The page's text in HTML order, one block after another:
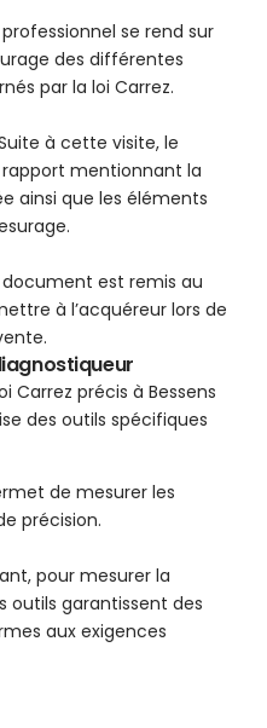
se rend sur
des différentes
par la loi Carrez.
à cette visite, le
mentionnant la
ainsi que les éléments
est remis au
à l’acquéreur lors de
Carrez précis à Bessens
des outils spécifiques
de mesurer les
précision.
pour mesurer la
outils garantissent des
aux exigences